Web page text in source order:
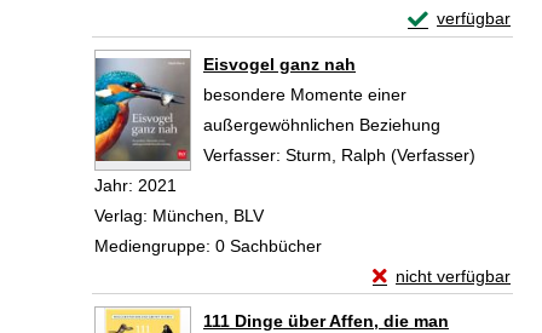
verfügbar
Exemplar-
Eisvogel ganz nah
besondere Momente einer
außergewöhnlichen Beziehung
Verfasser: Sturm, Ralph (Verfasser)
Jahr: 2021
Verlag: München, BLV
Mediengruppe: 0 Sachbücher
nicht verfügbar
Exemplar-Details
111 Dinge über Affen, die man